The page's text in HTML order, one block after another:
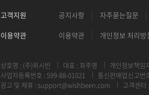
고객지원 공지사항 자주묻는질문
이용약관 이용약관 개인정보 처리방
상호명 : (주)위시빈 대표 : 최주영
개인정보책임
사업자등록번호 : 599-88-01021
통신판매업신고번
광고 및 제휴 : support@wishbeen.com 고객센